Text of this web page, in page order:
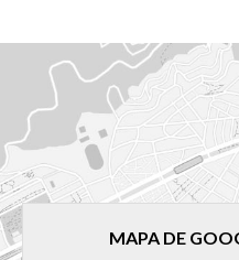
MAPA DE